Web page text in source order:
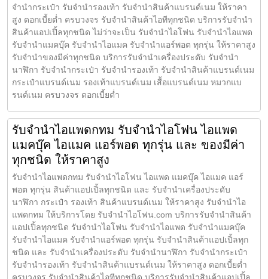
จำนำกระเป๋า รับจำนำรองเท้า รับจำนำสินค้าแบรนด์เนม ให้ราคา
สูง ดอกเบี้ยต่ำ ครบวงจร รับจำนำสินค้าไอทีทุกชนิด บริการรับจำนำ
สินค้าแอปเปิ้ลทุกชนิด ไม่ว่าจะเป็น รับจำนำไอโฟน รับจำนำไอแพด
รับจำนำแมคบุ๊ค รับจำนำไอแมค รับจำนำแอร์พอต ทุกรุ่น ให้ราคาสูง
รับจำนำของมีค่าทุกชนิด บริการรับจำนำเครื่องประดับ รับจำนำ
นาฬิกา รับจำนำกระเป๋า รับจำนำรองเท้า รับจำนำสินค้าแบรนด์เนม
กระเป๋าแบรนด์เนม รองเท้าแบรนด์เนม เสื้อแบรนด์เนม หมวกแบ
รนด์เนม ครบวงจร ดอกเบี้ยต่ำ
รับจำนำไอแพดกทม รับจำนำไอโฟน ไอแพด
แมคบุ๊ค ไอแมค แอร์พอต ทุกรุ่น และ ของมีค่า
ทุกชนิด ให้ราคาสูง
รับจำนำไอแพดกทม รับจำนำไอโฟน ไอแพด แมคบุ๊ค ไอแมค แอร์
พอต ทุกรุ่น สินค้าแอปเปิ้ลทุกชนิด และ รับจำนำเครื่องประดับ
นาฬิกา กระเป๋า รองเท้า สินค้าแบรนด์เนม ให้ราคาสูง รับจำนำไอ
แพดกทม ให้บริการโดย รับจํานําไอโฟน.com บริการรับจำนำสินค้า
แอปเปิ้ลทุกชนิด รับจำนำไอโฟน รับจำนำไอแพด รับจำนำแมคบุ๊ค
รับจำนำไอแมค รับจำนำแอร์พอต ทุกรุ่น รับจำนำสินค้าแอปเปิ้ลทุก
ชนิด และ รับจำนำเครื่องประดับ รับจำนำนาฬิกา รับจำนำกระเป๋า
รับจำนำรองเท้า รับจำนำสินค้าแบรนด์เนม ให้ราคาสูง ดอกเบี้ยต่ำ
ครบวงจร รับจำนำสินค้าไอทีทุกชนิด บริการรับจำนำสินค้าแอปเปิ้ล